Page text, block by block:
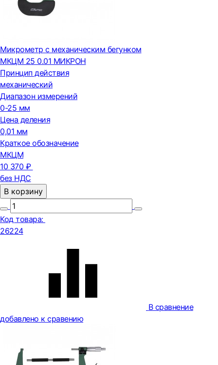
Микрометр с механическим бегунком
МКЦМ 25 0.01 МИКРОН
Принцип действия
механический
Диапазон измерений
0-25 мм
Цена деления
0,01 мм
Краткое обозначение
МКЦМ
10 370 ₽
без НДС
В корзину
Код товара:
26224
В сравнение
добавлено к сравению